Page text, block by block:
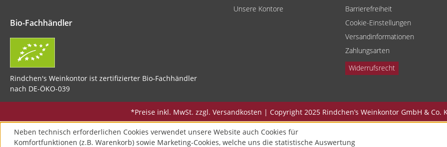
Bio-Fachhändler
Rindchen's Weinkontor ist zertifizierter Bio-Fachhändler
nach DE-ÖKO-039
Unsere Kontore
Barrierefreiheit
Cookie-Einstellungen
Versandinformationen
Zahlungsarten
Widerrufsrecht
*Preise inkl. MwSt. zzgl. Versandkosten | Copyright 2025 Rindchen’s Weinkontor GmbH & Co.
Neben technisch erforderlichen Cookies verwendet unsere Website auch Cookies für
Komfortfunktionen (z.B. Warenkorb) sowie Marketing-Cookies, welche uns die statistische Auswertung